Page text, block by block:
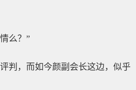
么？”
判，而如今颜副会长这边，似乎